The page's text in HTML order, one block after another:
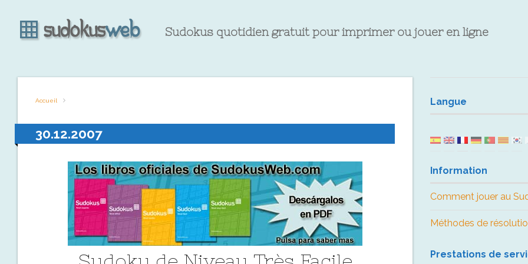
Sudokus quotidien gratuit pour imprimer ou jouer en ligne
Accueil
30.12.2007
Langue
Information
Comment jouer au
Méthodes de
Prestations de